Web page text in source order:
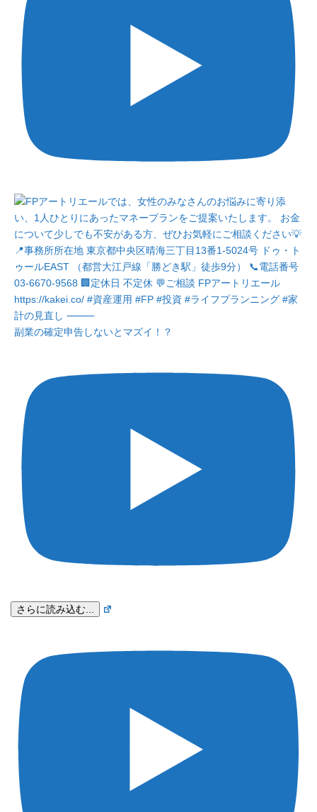
副業の確定申告しないとマズイ！？
さらに読み込む...